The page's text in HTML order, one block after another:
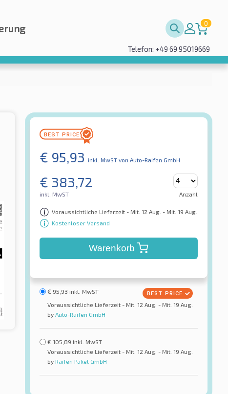
0
Telefon: +49 69 95019669
€ 95,93 inkl. MwST von Auto-Raifen GmbH
€ 383,72
inkl. MwST Anzahl
Voraussichtliche Lieferzeit - Mit. 12 Aug. - Mit. 19 Aug.
Kostenloser Versand
Warenkorb
€ 95,93 inkl. MwST
Voraussichtliche Lieferzeit - Mit. 12 Aug. - Mit. 19 Aug.
by Auto-Raifen GmbH
€ 105,89 inkl. MwST
Voraussichtliche Lieferzeit - Mit. 12 Aug. - Mit. 19 Aug.
by Raifen Paket GmbH